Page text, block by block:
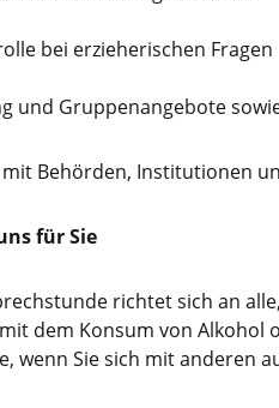
bei erzieherischen Fragen
und Gruppenangebote
Behörden, Institutionen
für Sie
richtet sich an
dem Konsum von Alkohol
wenn Sie sich mit anderen